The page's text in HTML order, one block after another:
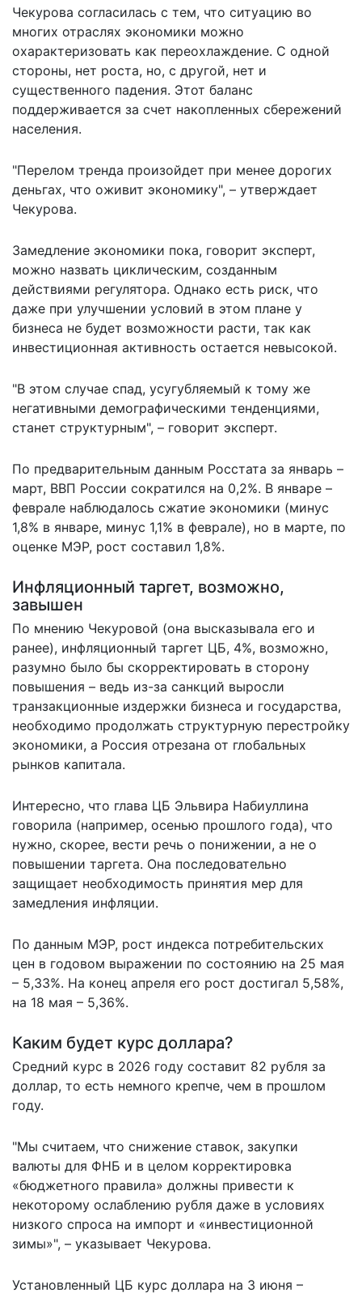
Чекурова согласилась с тем, что ситуацию во
многих отраслях экономики можно
охарактеризовать как переохлаждение. С одной
стороны, нет роста, но, с другой, нет и
существенного падения. Этот баланс
поддерживается за счет накопленных сбережений
населения.
"Перелом тренда произойдет при менее дорогих
деньгах, что оживит экономику", – утверждает
Чекурова.
Замедление экономики пока, говорит эксперт,
можно назвать циклическим, созданным
действиями регулятора. Однако есть риск, что
даже при улучшении условий в этом плане у
бизнеса не будет возможности расти, так как
инвестиционная активность остается невысокой.
"В этом случае спад, усугубляемый к тому же
негативными демографическими тенденциями,
станет структурным", – говорит эксперт.
По предварительным данным Росстата за январь –
март, ВВП России сократился на 0,2%. В январе –
феврале наблюдалось сжатие экономики (минус
1,8% в январе, минус 1,1% в феврале), но в марте, по
оценке МЭР, рост составил 1,8%.
Инфляционный таргет, возможно,
завышен
По мнению Чекуровой (она высказывала его и
ранее), инфляционный таргет ЦБ, 4%, возможно,
разумно было бы скорректировать в сторону
повышения – ведь из-за санкций выросли
транзакционные издержки бизнеса и государства,
необходимо продолжать структурную перестройку
экономики, а Россия отрезана от глобальных
рынков капитала.
Интересно, что глава ЦБ Эльвира Набиуллина
говорила (например, осенью прошлого года), что
нужно, скорее, вести речь о понижении, а не о
повышении таргета. Она последовательно
защищает необходимость принятия мер для
замедления инфляции.
По данным МЭР, рост индекса потребительских
цен в годовом выражении по состоянию на 25 мая
– 5,33%. На конец апреля его рост достигал 5,58%,
на 18 мая – 5,36%.
Каким будет курс доллара?
Средний курс в 2026 году составит 82 рубля за
доллар, то есть немного крепче, чем в прошлом
году.
"Мы считаем, что снижение ставок, закупки
валюты для ФНБ и в целом корректировка
«бюджетного правила» должны привести к
некоторому ослаблению рубля даже в условиях
низкого спроса на импорт и «инвестиционной
зимы»", – указывает Чекурова.
Установленный ЦБ курс доллара на 3 июня –